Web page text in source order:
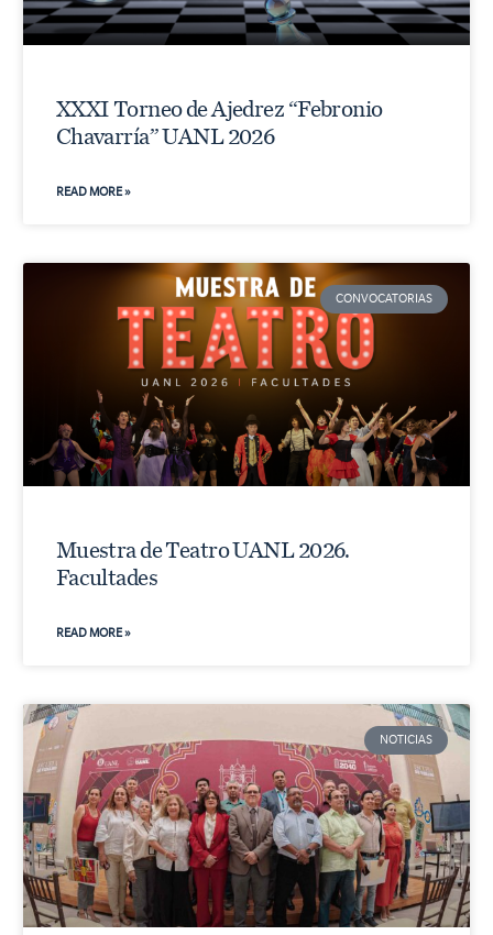
XXXI Torneo de Ajedrez “Febronio
Chavarría” UANL 2026
READ MORE »
CONVOCATORIAS
Muestra de Teatro UANL 2026.
Facultades
READ MORE »
NOTICIAS